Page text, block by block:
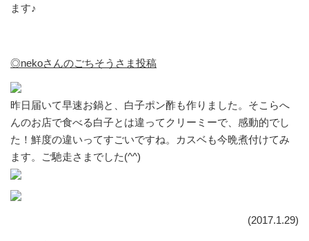
ます♪
◎nekoさんのごちそうさま投稿
昨日届いて早速お鍋と、白子ポン酢も作りました。そこらへ
んのお店で食べる白子とは違ってクリーミーで、感動的でし
た！鮮度の違いってすごいですね。カスベも今晩煮付けてみ
ます。ご馳走さまでした(^^)
(2017.1.29)